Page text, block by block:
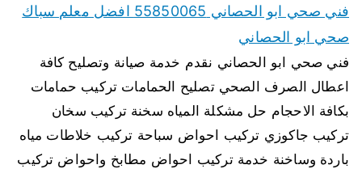
فني صحي ابو الحصاني 55850065 افضل معلم سباك
صحي ابو الحصاني
فني صحي ابو الحصاني نقدم خدمة صيانة وتصليح كافة
اعطال الصرف الصحي تصليح الحمامات تركيب حمامات
بكافة الاحجام حل مشكلة المياه سخنة تركيب سخان
تركيب جاكوزي تركيب احواض سباحة تركيب خلاطات مياه
باردة وساخنة خدمة تركيب احواض مطابخ واحواض تركيب